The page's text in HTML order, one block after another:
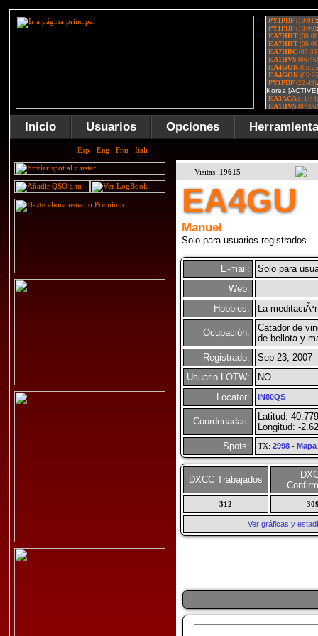
Inicio Usuarios Opciones
Visitas: 19615
EA4GU
Manuel
Solo para usuarios registrados
E-mail:
Solo para
Web:
Hobbies:
La
Ocupación:
Catador de
de bellota y
Registrado:
Sep 23, 2007
Usuario LOTW:
NO
Locator:
IN80QS
Coordenadas:
Latitud:
Longitud: -
Spots:
TX: 2998- Mapa
DXCC Trabajados
312
Ver gráficas y